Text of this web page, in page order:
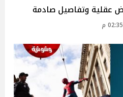
عقلية وتفاصيل صادمة